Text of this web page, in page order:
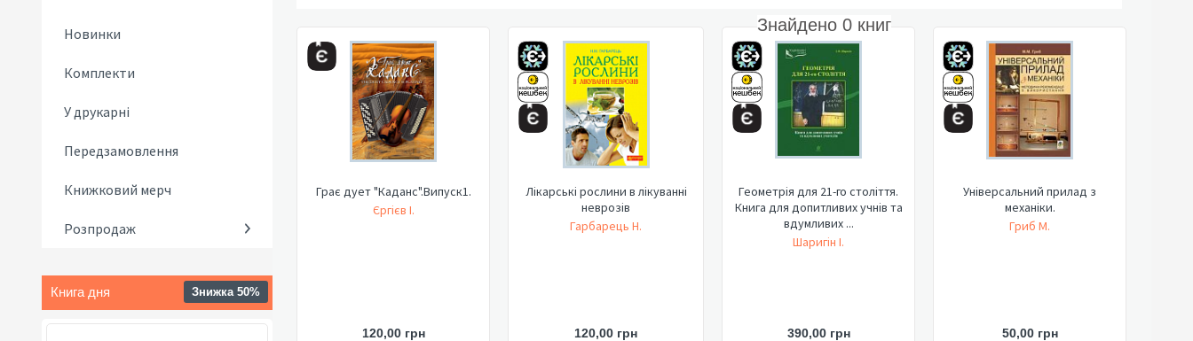
Новинки
Комплекти
У друкарні
Передзамовлення
Книжковий мерч
Розпродаж
Книга дня Знижка 50%
Знайдено 0 книг
Грає дует "Каданс".Випуск1.
Єргієв І.
120,00 грн
Лікарські рослини в лікуванні
неврозів
Гарбарець Н.
120,00 грн
Геометрія для 21-го століття.
Книга для допитливих учнів та
вдумливих ...
Шаригін І.
390,00 грн
Універсальний прилад з
механіки.
Гриб М.
50,00 грн